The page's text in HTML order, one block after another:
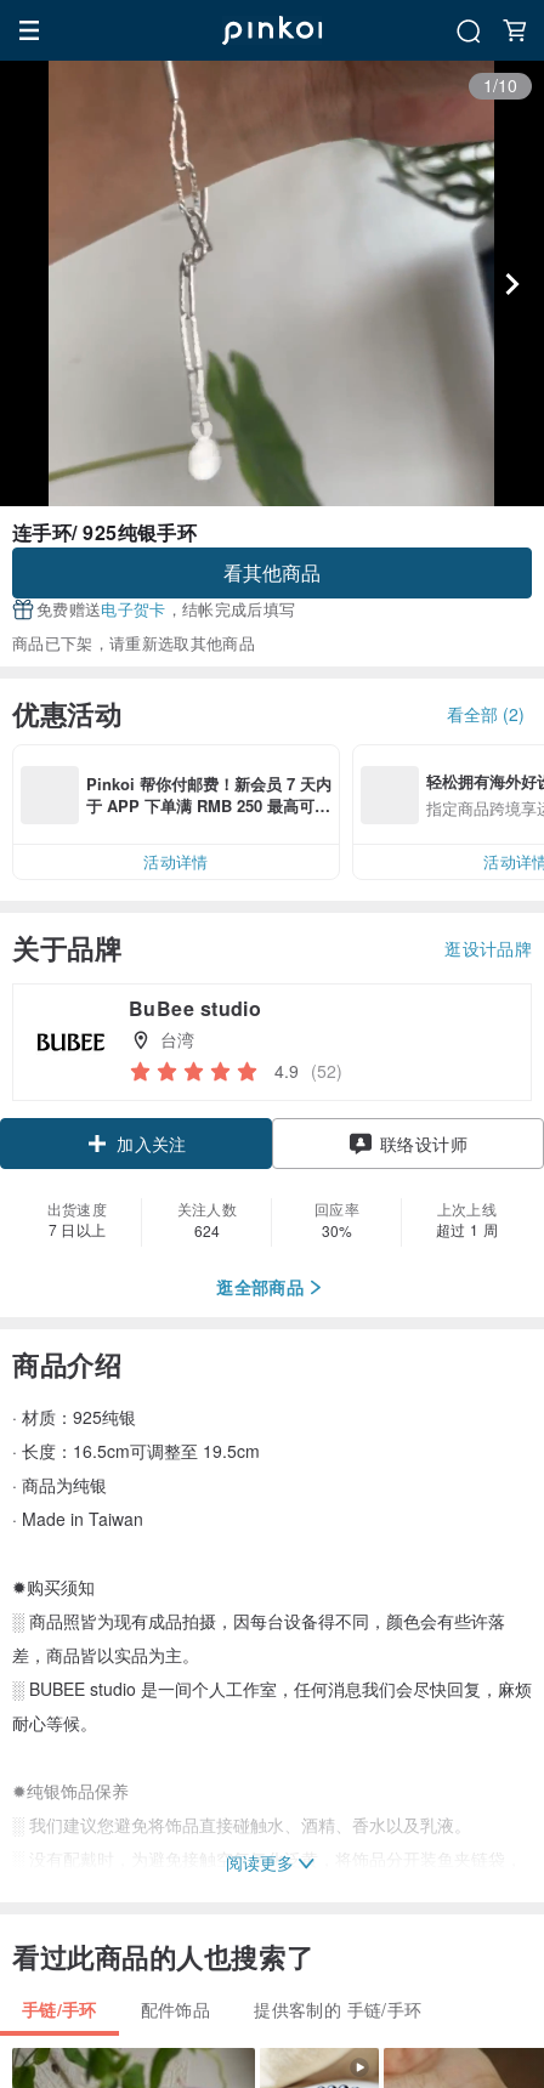
1/10
连手环/ 925纯银手环
看其他商品
免费赠送电子贺卡 ，结帐完成后填写
商品已下架，请重新选取其他商品
优惠活动 看全部 (2)
Pinkoi 帮你付邮费！新会员 7 天内
于 APP 下单满 RMB 250 最高可折
活动详情
轻松拥有海外好
指定商品跨境享
活动详
关于品牌 逛设计品牌
BuBee studio
台湾
4.9 (52)
加入关注 联络设计师
出货速度
7 日以上
关注人数
624
回应率
30%
上次上线
超过 1 周
逛全部商品
商品介绍
· 材质：925纯银
· 长度：16.5cm可调整至 19.5cm
· 商品为纯银
· Made in Taiwan
✹购买须知
░ 商品照皆为现有成品拍摄，因每台设备得不同，颜色会有些许落
差，商品皆以实品为主。
░ BUBEE studio 是一间个人工作室，任何消息我们会尽快回复，麻烦
耐心等候。
✹纯银饰品保养
░ 我们建议您避免将饰品直接碰触水、酒精、香水以及乳液。
░ 没有配戴时，为避免接触空气氧化泛黄，将饰品分开装鱼夹链袋，
░ 银饰的氧化及耗损程度会因个人的工作、生活习惯以及流汗的多寡
体，凹陷处氧化变黑属正常现象。
阅读更多
看过此商品的人也搜索了
手链/手环 配件饰品 提供客制的 手链/手环